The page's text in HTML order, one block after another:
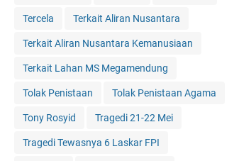
Tercela Terkait Aliran Nusantara
Terkait Aliran Nusantara Kemanusiaan
Terkait Lahan MS Megamendung
Tolak Penistaan Tolak Penistaan Agama
Tony Rosyid Tragedi 21-22 Mei
Tragedi Tewasnya 6 Laskar FPI